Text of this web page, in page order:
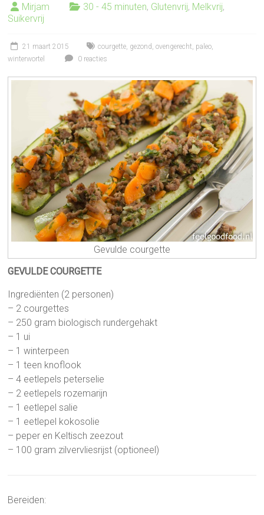
Mirjam 30 - 45 minuten, Glutenvrij, Melkvrij,
Suikervrij
21 maart 2015 courgette gezond ,ovengerecht paleo
winterwortel
0 reacties
Gevulde courgette
GEVULDE COURGETTE
Ingrediënten (2 personen)
– 2 courgettes
– 250 gram biologisch rundergehakt
– 1 ui
– 1 winterpeen
– 1 teen knoflook
– 4 eetlepels peterselie
– 2 eetlepels rozemarijn
– 1 eetlepel salie
– 1 eetlepel kokosolie
– peper en Keltisch zeezout
– 100 gram zilvervliesrijst (optioneel)
Bereiden: